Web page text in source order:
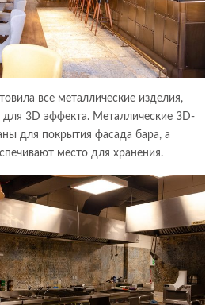
все металлические изделия,
для 3D эффекта. Металлические 3D-
для покрытия фасада бара, а
место для хранения.